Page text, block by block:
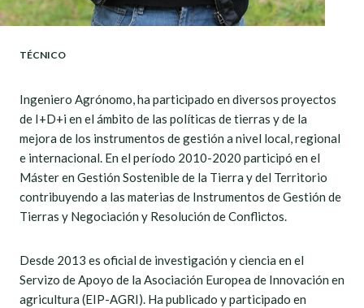
TÉCNICO
Ingeniero Agrónomo, ha participado en diversos proyectos
de I+D+i en el ámbito de las políticas de tierras y de la
mejora de los instrumentos de gestión a nivel local, regional
e internacional. En el período 2010-2020 participó en el
Máster en Gestión Sostenible de la Tierra y del Territorio
contribuyendo a las materias de Instrumentos de Gestión de
Tierras y Negociación y Resolución de Conflictos.
Desde 2013 es oficial de investigación y ciencia en el
Servizo de Apoyo de la Asociación Europea de Innovación en
agricultura (EIP-AGRI). Ha publicado y participado en